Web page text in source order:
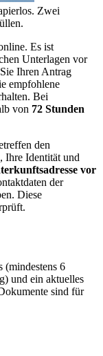
Zwei
Es ist
Unterlagen vor
Ihren Antrag
empfohlene
Bei
von 72 Stunden
den
Ihre Identität und
vor
der
Diese
(mindestens 6
und ein aktuelles
sind für